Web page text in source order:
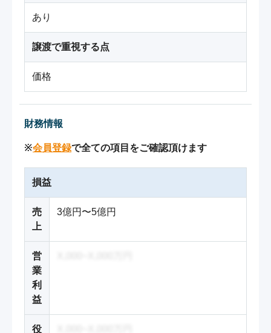
あり
譲渡で重視する点
価格
財務情報
※会員登録で全ての項目をご確認頂けます
損益
売
上
3億円〜5億円
営
業
利
益
役